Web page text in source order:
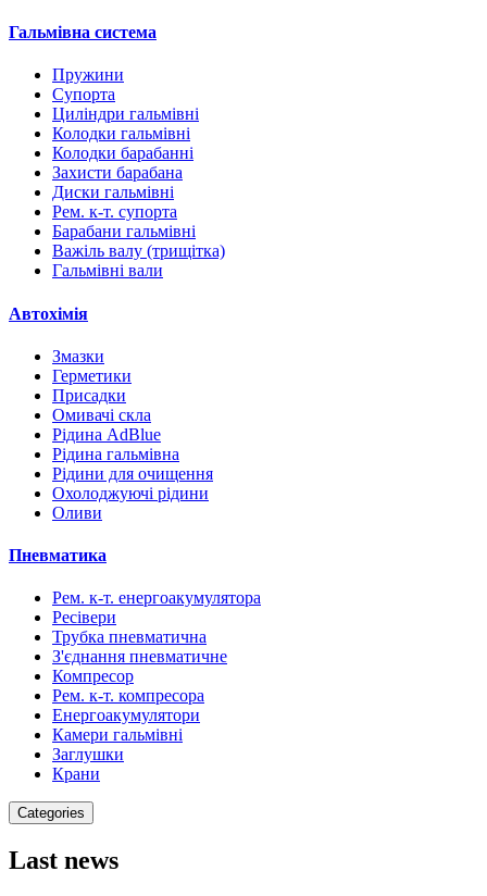
Гальмівна система
Пружини
Супорта
Циліндри гальмівні
Колодки гальмівні
Колодки барабанні
Захисти барабана
Диски гальмівні
Рем. к-т. супорта
Барабани гальмівні
Важіль валу (трищітка)
Гальмівні вали
Автохімія
Змазки
Герметики
Присадки
Омивачі скла
Рідина AdBlue
Рідина гальмівна
Рідини для очищення
Охолоджуючі рідини
Оливи
Пневматика
Рем. к-т. енергоакумулятора
Ресівери
Трубка пневматична
З'єднання пневматичне
Компресор
Рем. к-т. компресора
Енергоакумулятори
Камери гальмівні
Заглушки
Крани
Categories
Last news